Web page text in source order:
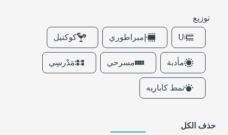
توزيع
و
U إمبراطوري كوكتيل
مأدبة مسرحي مَدْرسِي
نمط كاباريه
حذف الكل